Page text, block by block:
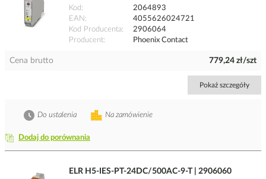
Kod
2064893
EAN
4055626024721
Kod Producenta
2906064
Producent
Phoenix Contact
Cena brutto 779,24 zł/szt
Pokaż szczegóły
Dodaj do porównania
Na zamówienie
Do ustalenia
ELR H5-IES-PT-24DC/500AC-9-T | 2906060